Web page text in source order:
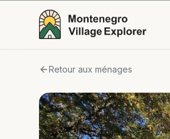
Retour aux ménages